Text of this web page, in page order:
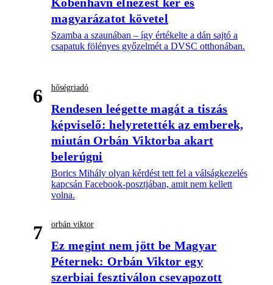
Köbenhavn elnézést kér és
magyarázatot követel
Szamba a szaunában – így értékelte a dán sajtó a
csapatuk fölényes győzelmét a DVSC otthonában.
6 hőségriadó
Rendesen leégette magát a tiszás
képviselő: helyretették az emberek,
miután Orbán Viktorba akart
belerúgni
Borics Mihály olyan kérdést tett fel a válságkezelés
kapcsán Facebook-posztjában, amit nem kellett
volna.
7 orbán viktor
Ez megint nem jött be Magyar
Péternek: Orbán Viktor egy
szerbiai fesztiválon csevapozott